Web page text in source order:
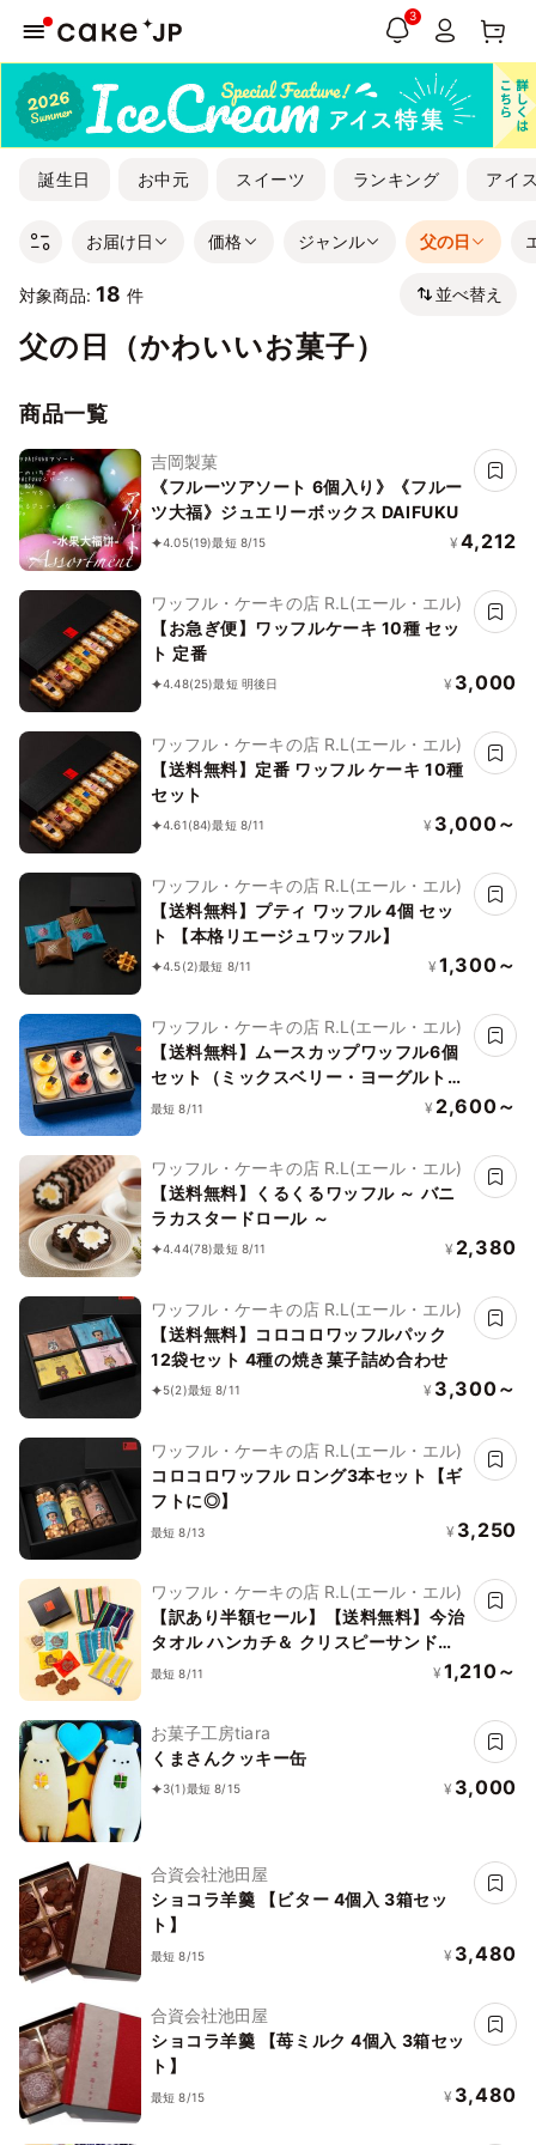
3
誕生日 お中元 スイーツ ランキング アイ
お届け日 価格 ジャンル 父の日
対象商品: 18 件 並べ替え
父の日（かわいいお菓子）
商品一覧
吉岡製菓
《フルーツアソート 6個入り》《フルー
ツ大福》ジュエリーボックス DAIFUKU
4.05(19)最短 8/15 ¥ 4,212
ワッフル・ケーキの店 R.L(エール・エル)
【お急ぎ便】ワッフルケーキ 10種 セッ
ト 定番
4.48(25)最短 明後日 ¥ 3,000
ワッフル・ケーキの店 R.L(エール・エル)
【送料無料】定番 ワッフル ケーキ 10種
セット
4.61(84)最短 8/11 ¥ 3,000～
ワッフル・ケーキの店 R.L(エール・エル)
【送料無料】プティ ワッフル 4個 セッ
ト 【本格リエージュワッフル】
4.5(2)最短 8/11 ¥ 1,300～
ワッフル・ケーキの店 R.L(エール・エル)
【送料無料】ムースカップワッフル6個
セット（ミックスベリー・ヨーグルトピ
ーチ・マンゴー）お中元2026
最短 8/11 ¥ 2,600～
ワッフル・ケーキの店 R.L(エール・エル)
【送料無料】くるくるワッフル ～ バニ
ラカスタードロール ～
4.44(78)最短 8/11 ¥ 2,380
ワッフル・ケーキの店 R.L(エール・エル)
【送料無料】コロコロワッフルパック
12袋セット 4種の焼き菓子詰め合わせ
5(2)最短 8/11 ¥ 3,300～
ワッフル・ケーキの店 R.L(エール・エル)
コロコロワッフル ロング3本セット【ギ
フトに◎】
最短 8/13 ¥ 3,250
ワッフル・ケーキの店 R.L(エール・エル)
【訳あり半額セール】【送料無料】今治
タオル ハンカチ＆ クリスピーサンドワ
ッフル セット【イエロー】
最短 8/11 ¥ 1,210～
お菓子工房tiara
くまさんクッキー缶
3(1)最短 8/15 ¥ 3,000
合資会社池田屋
ショコラ羊羹 【ビター 4個入 3箱セッ
ト】
最短 8/15 ¥ 3,480
合資会社池田屋
ショコラ羊羹 【苺ミルク 4個入 3箱セッ
ト】
最短 8/15 ¥ 3,480